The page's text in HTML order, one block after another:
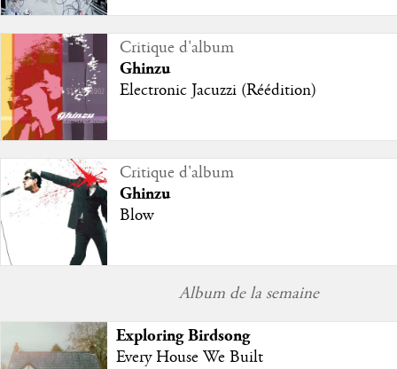
Critique d'album
Ghinzu
Electronic Jacuzzi (Réédition)
Critique d'album
Ghinzu
Blow
Album de la semaine
Exploring Birdsong
Every House We Built